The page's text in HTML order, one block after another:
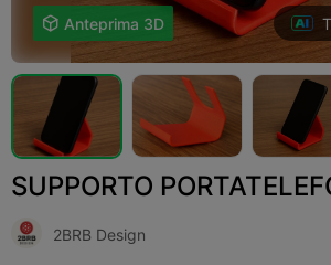
 Anteprima 3D
SUPPORTO
2BRB Design